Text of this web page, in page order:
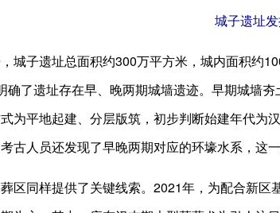
城子遗址
子遗址总面积约300万平方米，城内面积约
确了遗址存在早、晚两期城墙遗迹。早期城墙
为平地起建、分层版筑，初步判断始建年代为
古人员还发现了早晚两期对应的环壕水系，这
同样提供了关键线索。2021年，为配合新区